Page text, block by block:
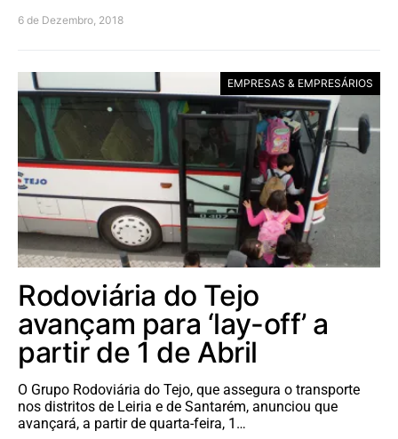
6 de Dezembro, 2018
EMPRESAS & EMPRESÁRIOS
Rodoviária do Tejo
avançam para ‘lay-off’ a
partir de 1 de Abril
O Grupo Rodoviária do Tejo, que assegura o transporte
nos distritos de Leiria e de Santarém, anunciou que
avançará, a partir de quarta-feira, 1…